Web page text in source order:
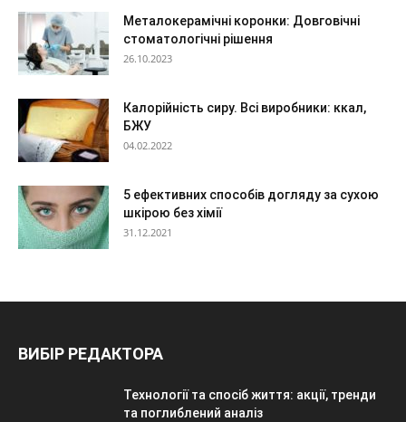
Металокерамічні коронки: Довговічні
стоматологічні рішення
26.10.2023
Калорійність сиру. Всі виробники: ккал,
БЖУ
04.02.2022
5 ефективних способів догляду за сухою
шкірою без хімії
31.12.2021
ВИБІР РЕДАКТОРА
Технології та спосіб життя: акції, тренди
та поглиблений аналіз